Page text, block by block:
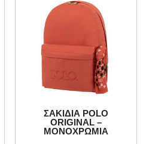
ΣΑΚΙΔΙΑ POLO
ORIGINAL –
ΜΟΝΟΧΡΩΜΙΑ